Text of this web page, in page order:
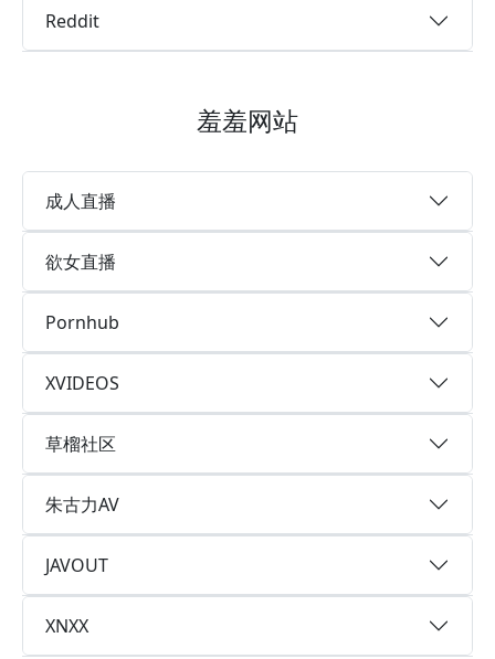
Reddit
羞羞网站
成人直播
欲女直播
Pornhub
XVIDEOS
草榴社区
朱古力AV
JAVOUT
XNXX